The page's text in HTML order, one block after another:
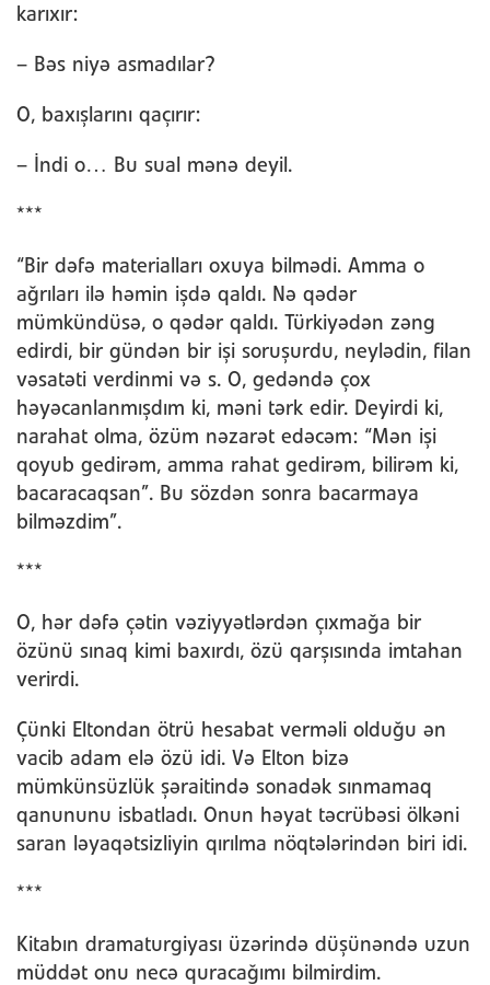
karıxır:
– Bəs niyə asmadılar?
O, baxışlarını qaçırır:
– İndi o… Bu sual mənə deyil.
***
“Bir dəfə materialları oxuya bilmədi. Amma o
ağrıları ilə həmin işdə qaldı. Nə qədər
mümkündüsə, o qədər qaldı. Türkiyədən zəng
edirdi, bir gündən bir işi soruşurdu, neylədin, filan
vəsatəti verdinmi və s. O, gedəndə çox
həyəcanlanmışdım ki, məni tərk edir. Deyirdi ki,
narahat olma, özüm nəzarət edəcəm: “Mən işi
qoyub gedirəm, amma rahat gedirəm, bilirəm ki,
bacaracaqsan”. Bu sözdən sonra bacarmaya
bilməzdim”.
***
O, hər dəfə çətin vəziyyətlərdən çıxmağa bir
özünü sınaq kimi baxırdı, özü qarşısında imtahan
verirdi.
Çünki Eltondan ötrü hesabat verməli olduğu ən
vacib adam elə özü idi. Və Elton bizə
mümkünsüzlük şəraitində sonadək sınmamaq
qanununu isbatladı. Onun həyat təcrübəsi ölkəni
saran ləyaqətsizliyin qırılma nöqtələrindən biri idi.
***
Kitabın dramaturgiyası üzərində düşünəndə uzun
müddət onu necə quracağımı bilmirdim.